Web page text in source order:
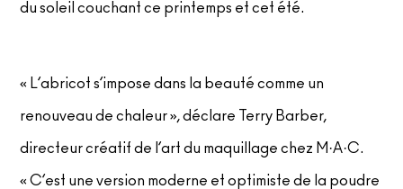
du soleil couchant ce printemps et cet été.
« L’abricot s’impose dans la beauté comme un
renouveau de chaleur », déclare Terry Barber,
directeur créatif de l’art du maquillage chez M·A·C.
« C’est une version moderne et optimiste de la poudre